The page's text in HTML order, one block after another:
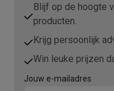
Blijf op de hoogte
producten.
Krijg persoonlijk
Win leuke prijzen
Jouw e-mailadres